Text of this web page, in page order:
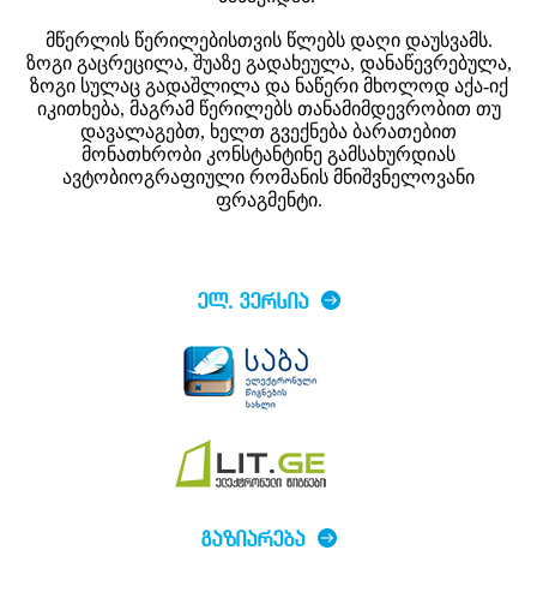
მწერლის წერილებისთვის წლებს დაღი დაუსვამს.
ზოგი გაცრეცილა, შუაზე გადახეულა, დანაწევრებულა,
ზოგი სულაც გადაშლილა და ნაწერი მხოლოდ აქა-იქ
იკითხება, მაგრამ წერილებს თანამიმდევრობით თუ
დავალაგებთ, ხელთ გვექნება ბარათებით
მონათხრობი კონსტანტინე გამსახურდიას
ავტობიოგრაფიული რომანის მნიშვნელოვანი
ფრაგმენტი.
ᲔᲚ. ᲕᲔᲠᲡᲘᲐ
ᲒᲐᲖᲘᲐᲠᲔᲑᲐ